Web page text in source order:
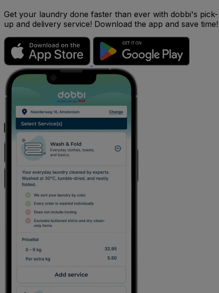
Get your laundry done faster than ever with dobbi's pick-
up and delivery service! Download the app and save time!